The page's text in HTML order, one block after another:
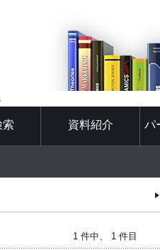
索 資料紹介 パ
1 件中、 1 件目